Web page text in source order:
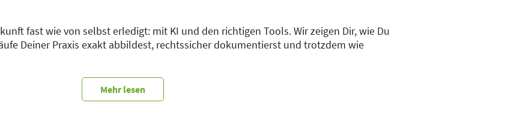
fast wie von selbst erledigt: mit KI und den richtigen Tools. Wir zeigen Dir, wie Du
Deiner Praxis exakt abbildest, rechtssicher dokumentierst und trotzdem wie
konforme Dokumentation mit minimalem Aufwand. Wenn Du bereit bist für den
in diesem Vortrag genau richtig.
Mehr lesen